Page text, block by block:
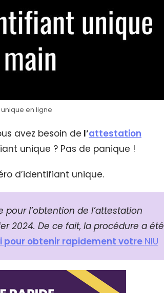
en ligne
avez besoin de l’attestation
unique ? Pas de panique !
d’identifiant unique.
l’obtention de l’attestation
2024. De ce fait, la procédure a été
pour obtenir rapidement votre NIU